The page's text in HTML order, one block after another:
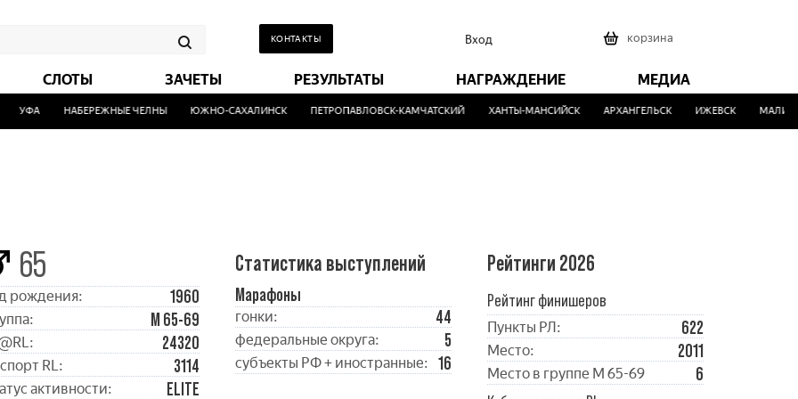
КОНТАКТЫ Вход корзина
СЛОТЫ ЗАЧЕТЫ РЕЗУЛЬТАТЫ НАГРАЖДЕНИЕ МЕДИА
УФА НАБЕРЕЖНЫЕ ЧЕЛНЫ ЮЖНО-САХАЛИНСК ПЕТРОПАВЛОВСК-КАМЧАТСКИЙ ХАНТЫ-МАНСИЙСК АРХАНГЕЛЬСК ИЖЕВСК
65
рождения: 1960
М 65-69
24320
RL: 3114
активности: ELITE
Статистика выступлений
Марафоны
гонки: 44
федеральные округа: 5
субъекты РФ + иностранные: 16
Рейтинги 2026
Рейтинг финишеров
Пункты РЛ: 622
Место: 2011
Место в группе М 65-69
6